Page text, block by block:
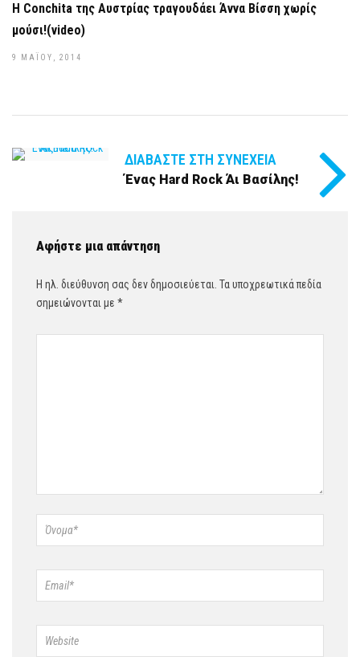
Η Conchita της Αυστρίας τραγουδάει Άννα Βίσση χωρίς
μούσι!(video)
9 ΜΑΪ́ΟΥ, 2014
ΔΙΑΒΆΣΤΕ ΣΤΗ ΣΥΝΈΧΕΙΑ
Ένας Hard Rock Άι Βασίλης!
Αφήστε μια απάντηση
Η ηλ. διεύθυνση σας δεν δημοσιεύεται. Τα υποχρεωτικά πεδία
σημειώνονται με *